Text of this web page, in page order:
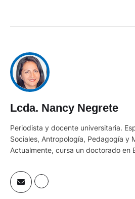
Lcda. Nancy Negrete
Periodista y docente universitaria.
Sociales, Antropología, Pedagogía y
Actualmente, cursa un doctorado en